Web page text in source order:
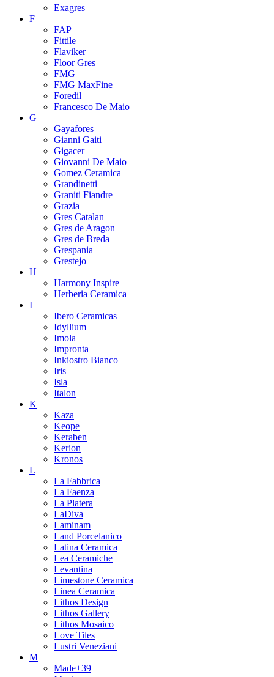
Exagres
F
FAP
Fittile
Flaviker
Floor Gres
FMG
FMG MaxFine
Foredil
Francesco De Maio
G
Gayafores
Gianni Gaiti
Gigacer
Giovanni De Maio
Gomez Ceramica
Grandinetti
Graniti Fiandre
Grazia
Gres Catalan
Gres de Aragon
Gres de Breda
Grespania
Grestejo
H
Harmony Inspire
Herberia Ceramica
I
Ibero Ceramicas
Idyllium
Imola
Impronta
Inkiostro Bianco
Iris
Isla
Italon
K
Kaza
Keope
Keraben
Kerion
Kronos
L
La Fabbrica
La Faenza
La Platera
LaDiva
Laminam
Land Porcelanico
Latina Ceramica
Lea Ceramiche
Levantina
Limestone Ceramica
Linea Ceramica
Lithos Design
Lithos Gallery
Lithos Mosaico
Love Tiles
Lustri Veneziani
M
Made+39